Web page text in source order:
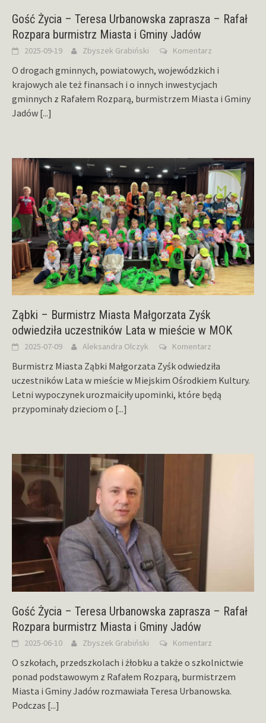
Gość Życia – Teresa Urbanowska zaprasza – Rafał
Rozpara burmistrz Miasta i Gminy Jadów
2025-09-19 Zbyszek Grabiński Komentarz
O drogach gminnych, powiatowych, wojewódzkich i
krajowych ale też finansach i o innych inwestycjach
gminnych z Rafałem Rozparą, burmistrzem Miasta i Gminy
Jadów [...]
Ząbki – Burmistrz Miasta Małgorzata Zyśk
odwiedziła uczestników Lata w mieście w MOK
2025-07-09 Aleksandra Olczyk Komentarz
Burmistrz Miasta Ząbki Małgorzata Zyśk odwiedziła
uczestników Lata w mieście w Miejskim Ośrodkiem Kultury.
Letni wypoczynek urozmaiciły upominki, które będą
przypominały dzieciom o [...]
Gość Życia – Teresa Urbanowska zaprasza – Rafał
Rozpara burmistrz Miasta i Gminy Jadów
2025-06-10 Zbyszek Grabiński Komentarz
O szkołach, przedszkolach i żłobku a także o szkolnictwie
ponad podstawowym z Rafałem Rozparą, burmistrzem
Miasta i Gminy Jadów rozmawiała Teresa Urbanowska.
Podczas [...]